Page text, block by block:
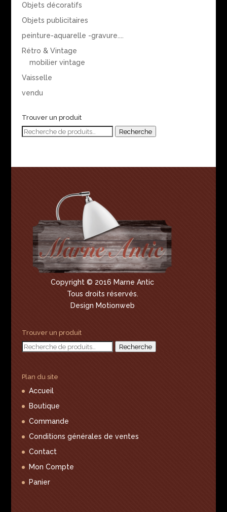
Objets décoratifs
Objets publicitaires
peinture-aquarelle -gravure....
Rétro & Vintage
mobilier vintage
Vaisselle
vendu
Trouver un produit
Recherche
Recherche
Copyright © 2016 Marne Antic
Tous droits réservés.
Design Motionweb
Trouver un produit
Recherche
Recherche
Plan du site
Accueil
Boutique
Commande
Conditions générales de ventes
Contact
Mon Compte
Panier